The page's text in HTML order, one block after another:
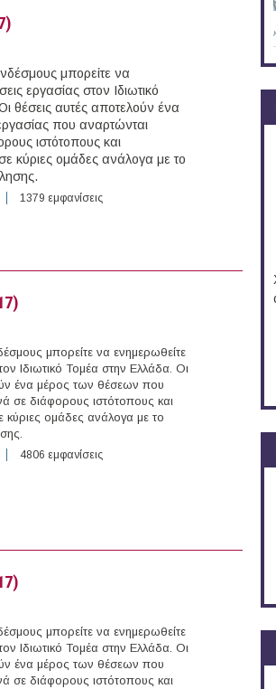
μπορείτε να
εργασίας στον Ιδιωτικό
θέσεις αυτές αποτελούν ένα
που αναρτώνται
ιστότοπους και
κύριες ομάδες ανάλογα με το
για 124 θέσεις εργασίας στον Ιδιωτικό Τομέα στην
1379 εμφανίσεις
μπορείτε να ενημερωθείτε
Ιδιωτικό Τομέα στην Ελλάδα. Οι
ένα μέρος των θέσεων που
σε διάφορους ιστότοπους και
κύριες ομάδες ανάλογα με το
για 226 θέσεις εργασίας στον Ιδιωτικό Τομέα στην
4806 εμφανίσεις
μπορείτε να ενημερωθείτε
Ιδιωτικό Τομέα στην Ελλάδα. Οι
ένα μέρος των θέσεων που
σε διάφορους ιστότοπους και